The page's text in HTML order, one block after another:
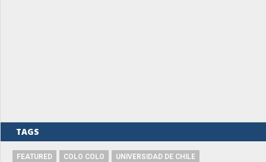
TAGS
FEATURED COLO COLO
UNIVERSIDAD DE CHILE